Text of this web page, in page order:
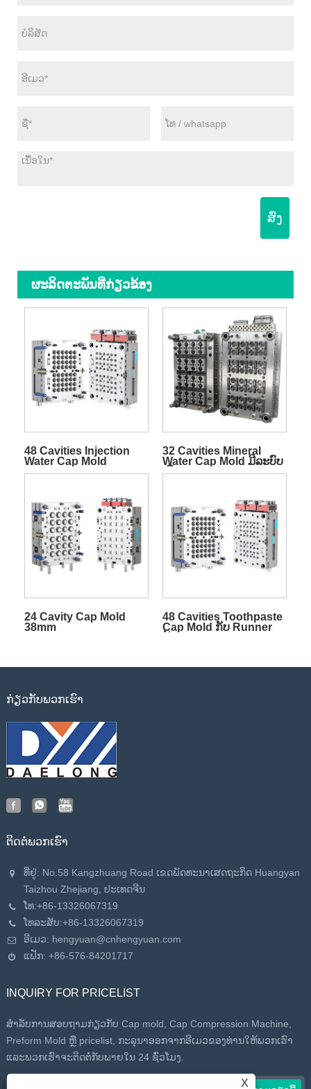
ສົ່ງ
ຜະ​ລິດ​ຕະ​ພັນ​ທີ່​ກ່ຽວ​ຂ້ອງ
48 Cavities Injection
Water Cap Mold
32 Cavities Mineral
Water Cap Mold ມີລະບົບ
ເລື່ອນ
24 Cavity Cap Mold
38mm
48 Cavities Toothpaste
Cap Mold ກັບ Runner
ກ່ຽວ​ກັບ​ພວກ​ເຮົາ
ຕິດ​ຕໍ່​ພວກ​ເຮົາ
ທີ່ຢູ່: No.58 Kangzhuang Road ເຂດ​ພັດ​ທະ​ນາ​ເສດ​ຖະ​ກິດ Huangyan
Taizhou Zhejiang​, ປະ​ເທດ​ຈີນ​
ໂທ:+86-13326067319
ໂທລະສັບ:+86-13326067319
ອີເມວ: hengyuan@cnhengyuan.com
ແຟັກ: +86-576-84201717
INQUIRY FOR PRICELIST
ສໍາລັບການສອບຖາມກ່ຽວກັບ Cap mold, Cap Compression Machine,
Preform Mold ຫຼື pricelist, ກະລຸນາອອກຈາກອີເມວຂອງທ່ານໃຫ້ພວກເຮົາ
ແລະພວກເຮົາຈະຕິດຕໍ່ກັບພາຍໃນ 24 ຊົ່ວໂມງ.
X